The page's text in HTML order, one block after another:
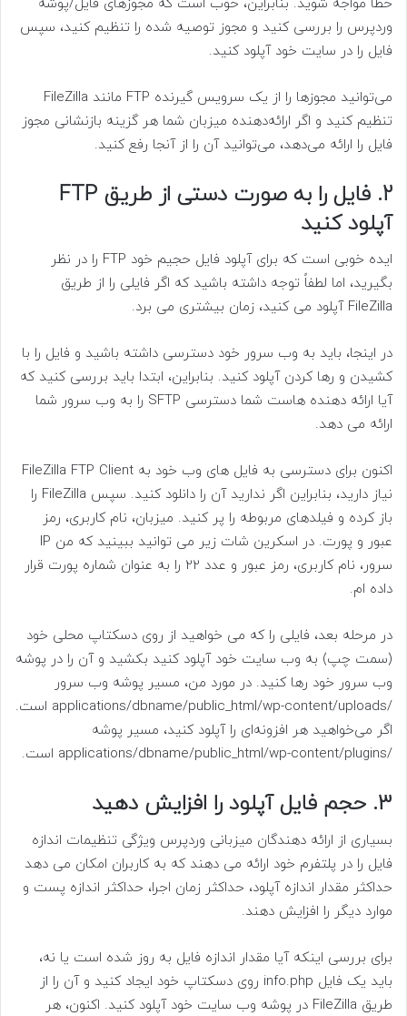
خطا مواجه شوید. بنابراین، خوب است که مجوزهای فایل/پوشه
وردپرس را بررسی کنید و مجوز توصیه شده را تنظیم کنید، سپس
فایل را در سایت خود آپلود کنید.
می‌توانید مجوزها را از یک سرویس گیرنده FTP مانند FileZilla
تنظیم کنید و اگر ارائه‌دهنده میزبان شما هر گزینه بازنشانی مجوز
فایل را ارائه می‌دهد، می‌توانید آن را از آنجا رفع کنید.
2. فایل را به صورت دستی از طریق FTP
آپلود کنید
ایده خوبی است که برای آپلود فایل حجیم خود FTP را در نظر
بگیرید، اما لطفاً توجه داشته باشید که اگر فایلی را از طریق
FileZilla آپلود می کنید، زمان بیشتری می برد.
در اینجا، باید به وب سرور خود دسترسی داشته باشید و فایل را با
کشیدن و رها کردن آپلود کنید. بنابراین، ابتدا باید بررسی کنید که
آیا ارائه دهنده هاست شما دسترسی SFTP را به وب سرور شما
ارائه می دهد.
اکنون برای دسترسی به فایل های وب خود به FileZilla FTP Client
نیاز دارید، بنابراین اگر ندارید آن را دانلود کنید. سپس FileZilla را
باز کرده و فیلدهای مربوطه را پر کنید. میزبان، نام کاربری، رمز
عبور و پورت. در اسکرین شات زیر می توانید ببینید که من IP
سرور، نام کاربری، رمز عبور و عدد 22 را به عنوان شماره پورت قرار
داده ام.
در مرحله بعد، فایلی را که می خواهید از روی دسکتاپ محلی خود
(سمت چپ) به وب سایت خود آپلود کنید بکشید و آن را در پوشه
وب سرور خود رها کنید. در مورد من، مسیر پوشه وب سرور
/applications/dbname/public_html/wp-content/uploads است.
اگر می‌خواهید هر افزونه‌ای را آپلود کنید، مسیر پوشه
/applications/dbname/public_html/wp-content/plugins است.
3. حجم فایل آپلود را افزایش دهید
بسیاری از ارائه دهندگان میزبانی وردپرس ویژگی تنظیمات اندازه
فایل را در پلتفرم خود ارائه می دهند که به کاربران امکان می دهد
حداکثر مقدار اندازه آپلود، حداکثر زمان اجرا، حداکثر اندازه پست و
موارد دیگر را افزایش دهند.
برای بررسی اینکه آیا مقدار اندازه فایل به روز شده است یا نه،
باید یک فایل info.php روی دسکتاپ خود ایجاد کنید و آن را از
طریق FileZilla در پوشه وب سایت خود آپلود کنید. اکنون، هر